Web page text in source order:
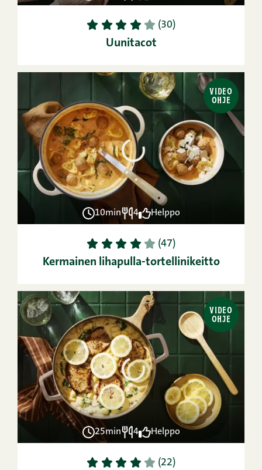
1 2 3 4 5 (30)
Uunitacot
VIDEO
OHJE
10min 4 Helppo
1 2 3 4 5 (47)
Kermainen lihapulla-tortellinikeitto
VIDEO
OHJE
25min 4 Helppo
1 2 3 4 5 (22)